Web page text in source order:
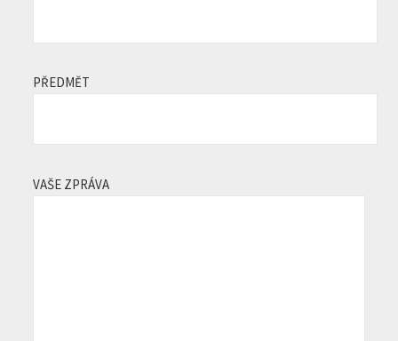
PŘEDMĚT
VAŠE ZPRÁVA